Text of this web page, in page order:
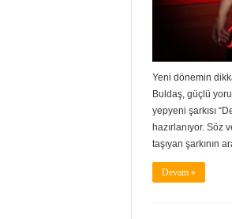
Yeni dönemin
Buldaş, güçlü
yepyeni şarkısı
hazırlanıyor. Söz
taşıyan şarkının
Devam »